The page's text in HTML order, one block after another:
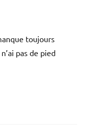
toujours
pas de pied